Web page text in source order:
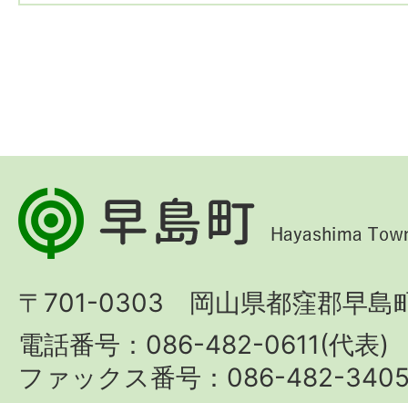
早
島
Hayashima
Town
〒701-0303 岡山県都窪郡早島
電話番号：086-482-0611(代表)
ファックス番号：086-482-